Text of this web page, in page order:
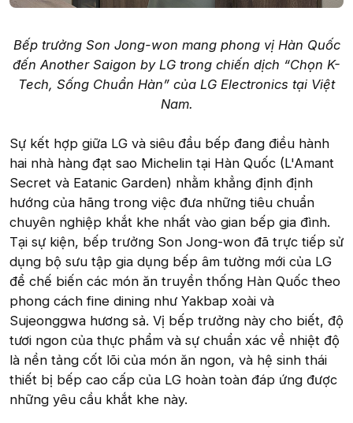
Bếp trưởng Son Jong-won mang phong vị Hàn Quốc
đến Another Saigon by LG trong chiến dịch “Chọn K-
Tech, Sống Chuẩn Hàn” của LG Electronics tại Việt
Nam.
Sự kết hợp giữa LG và siêu đầu bếp đang điều hành
hai nhà hàng đạt sao Michelin tại Hàn Quốc (L'Amant
Secret và Eatanic Garden) nhằm khẳng định định
hướng của hãng trong việc đưa những tiêu chuẩn
chuyên nghiệp khắt khe nhất vào gian bếp gia đình.
Tại sự kiện, bếp trưởng Son Jong-won đã trực tiếp sử
dụng bộ sưu tập gia dụng bếp âm tường mới của LG
để chế biến các món ăn truyền thống Hàn Quốc theo
phong cách fine dining như Yakbap xoài và
Sujeonggwa hương sả. Vị bếp trưởng này cho biết, độ
tươi ngon của thực phẩm và sự chuẩn xác về nhiệt độ
là nền tảng cốt lõi của món ăn ngon, và hệ sinh thái
thiết bị bếp cao cấp của LG hoàn toàn đáp ứng được
những yêu cầu khắt khe này.